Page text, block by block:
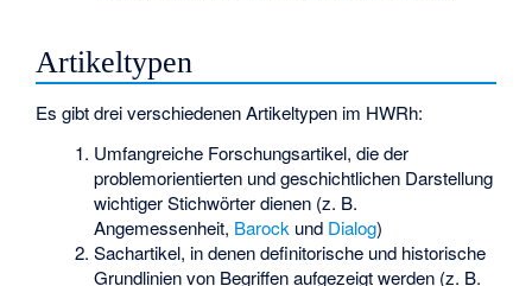
Artikeltypen
Es gibt drei verschiedenen Artikeltypen im HWRh:
Umfangreiche Forschungsartikel, die der
problemorientierten und geschichtlichen Darstellung
wichtiger Stichwörter dienen (z. B.
Angemessenheit, Barock und Dialog)
Sachartikel, in denen definitorische und historische
Grundlinien von Begriffen aufgezeigt werden (z. B.